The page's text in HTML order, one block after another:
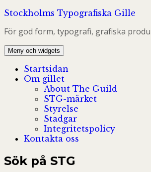
Hoppa
innehåll
Stockholms Typografiska Gille
För god form, typografi, grafiska
Meny och widgets
Startsidan
Om gillet
About The Guild
STG-märket
Styrelse
Stadgar
Integritetspolicy
Kontakta oss
Sök på STG